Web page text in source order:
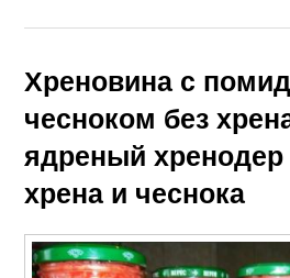
Хреновина с
чесноком без
ядреный
хрена и чеснока